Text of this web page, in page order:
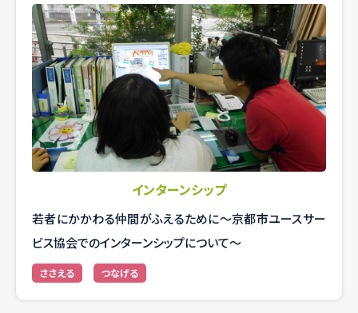
インターンシップ
若者にかかわる仲間がふえるために～京都市ユースサー
ビス協会でのインターンシップについて～
ささえる つなげる